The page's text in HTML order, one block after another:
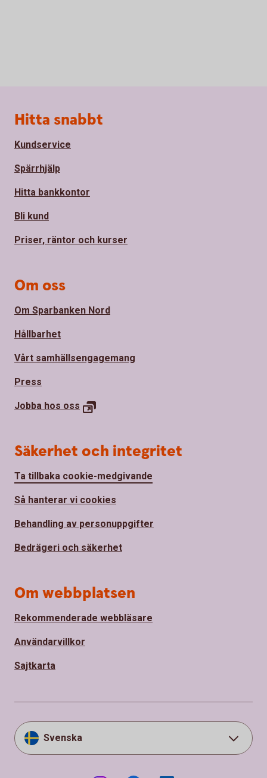
Sidfot
Hitta snabbt
Kundservice
Spärrhjälp
Hitta bankkontor
Bli kund
Priser, räntor och kurser
Om oss
Om Sparbanken Nord
Hållbarhet
Vårt samhällsengagemang
Press
Jobba hos oss
Säkerhet och integritet
Ta tillbaka cookie-medgivande
Så hanterar vi cookies
Behandling av personuppgifter
Bedrägeri och säkerhet
Om webbplatsen
Rekommenderade webbläsare
Användarvillkor
Sajtkarta
Svenska